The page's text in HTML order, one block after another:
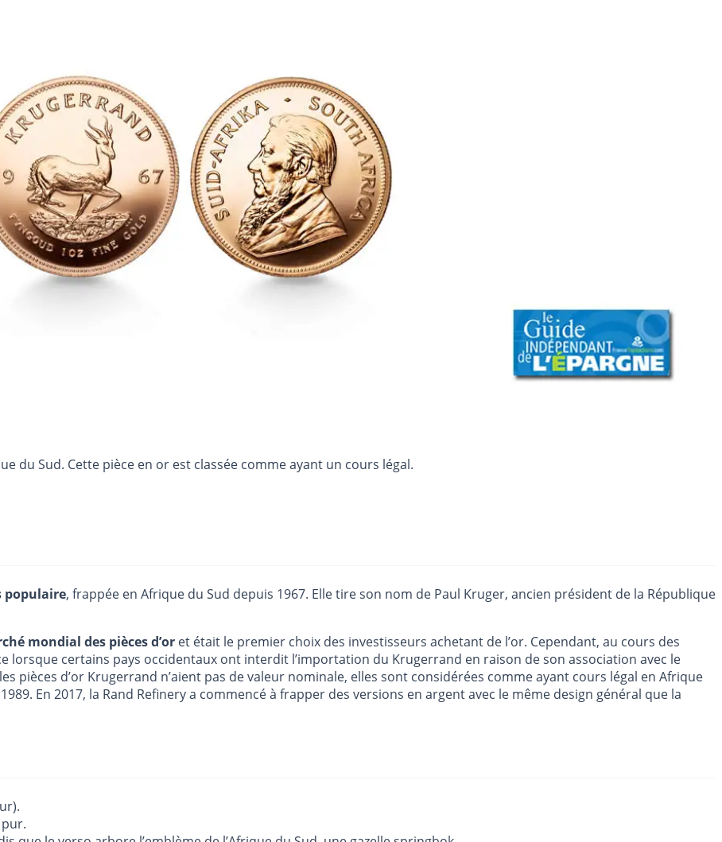
du Sud. Cette pièce en or est classée comme ayant un cours légal.
populaire, frappée en Afrique du Sud depuis 1967. Elle tire son nom de Paul Kruger, ancien président de la République
mondial des pièces d’or et était le premier choix des investisseurs achetant de l’or. Cependant, au cours des
lorsque certains pays occidentaux ont interdit l’importation du Krugerrand en raison de son association avec le
pièces d’or Krugerrand n’aient pas de valeur nominale, elles sont considérées comme ayant cours légal en Afrique
En 2017, la Rand Refinery a commencé à frapper des versions en argent avec le même design général que la